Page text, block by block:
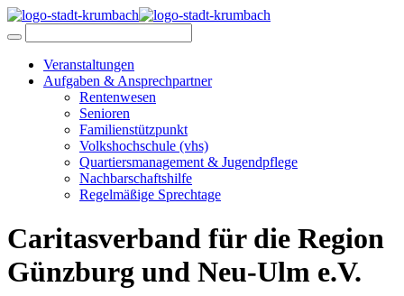
Veranstaltungen
Aufgaben & Ansprechpartner
Rentenwesen
Senioren
Familienstützpunkt
Volkshochschule (vhs)
Quartiersmanagement & Jugendpflege
Nachbarschaftshilfe
Regelmäßige Sprechtage
Caritasverband für die Region
Günzburg und Neu-Ulm e.V.